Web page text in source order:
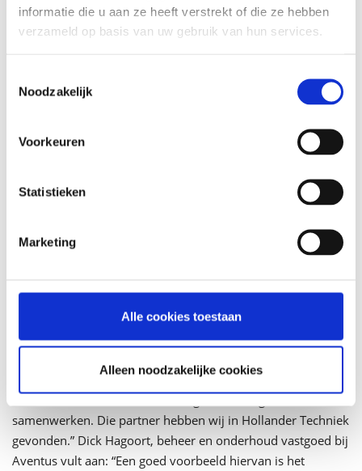
informatie die u aan ze heeft verstrekt of die ze hebben
verzameld op basis van uw gebruik van hun services.
Noodzakelijk
Voorkeuren
Statistieken
Marketing
Alle cookies toestaan
Alleen noodzakelijke cookies
Werken en leren in een stabiele en veilige omgeving, dat is
het allerbelangrijkste voor Aventus. Een plek waar
binnenklimaat. Bert Simon, adviseur bedrijfsvoering bij
Aventus vertelt: “Om die veilige en stabiele leeromgeving te
bieden aan onze leerlingen en medewerkers, werken wij al
jaren samen met Hollander Techniek. Zij voeren bij ons een
uit. Van het onderhouden van de elektrotechnische- en
Eigenlijk alles wat bijdraagt aan het creëren en onderhouden
van die veilige omgeving.”
De samenwerking tussen Aventus en Hollander Techniek
gaat verder dan alleen onderhoud en uitvoer. Bert: “Wij
partner. Een partij die meedenkt, advies geeft, luistert naar
onze wensen en waarmee we in goed overleg kunnen
samenwerken. Die partner hebben wij in Hollander Techniek
gevonden.” Dick Hagoort, beheer en onderhoud vastgoed bij
Aventus vult aan: “Een goed voorbeeld hiervan is het